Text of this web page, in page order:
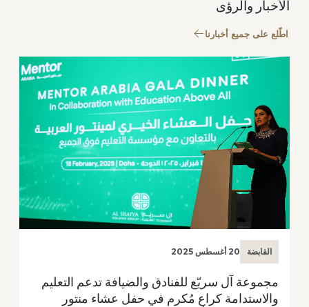
الأخبار والرؤى
اطّلع على جميع أخبارنا
القابضة 20 أغسطس 2025
مجموعة آل سريّع للفنادق والضيافة تدعم التعليم
والاستدامة كراعٍ مُكرم في حفل عشاء منتور